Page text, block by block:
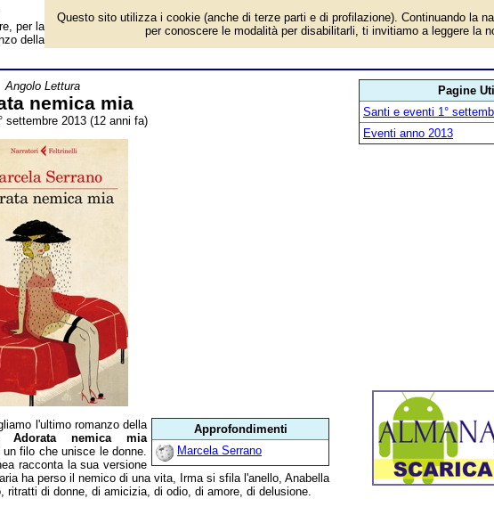
per la rubrica 'Angolo Lettura'. Evento avvenuto 12 anni fa. Questa
della nota scrittrice cilena Marcela Serrano, Adorata nemica mia
Angolo Lettura
nemica mia
settembre 2013 (12 anni fa)
Approfondimenti
Marcela Serrano
l'ultimo romanzo della
Adorata nemica mia
filo che unisce le donne.
racconta la sua versione
ha perso il nemico di una vita, Irma si sfila l'anello, Anabella
di donne, di amicizia, di odio, di amore, di delusione.
Pagine
Santi e eventi 1°
Eventi anno 2013
Questo sito utilizza i cookie (anche di terze parti e di profilazione). Continuando la
per conoscere le modalità per disabilitarli, ti invitiamo a leggere la